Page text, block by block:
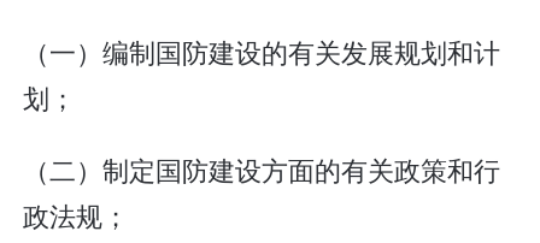
（一）编制国防建设的有关发展规划和计
划；
（二）制定国防建设方面的有关政策和行
政法规；